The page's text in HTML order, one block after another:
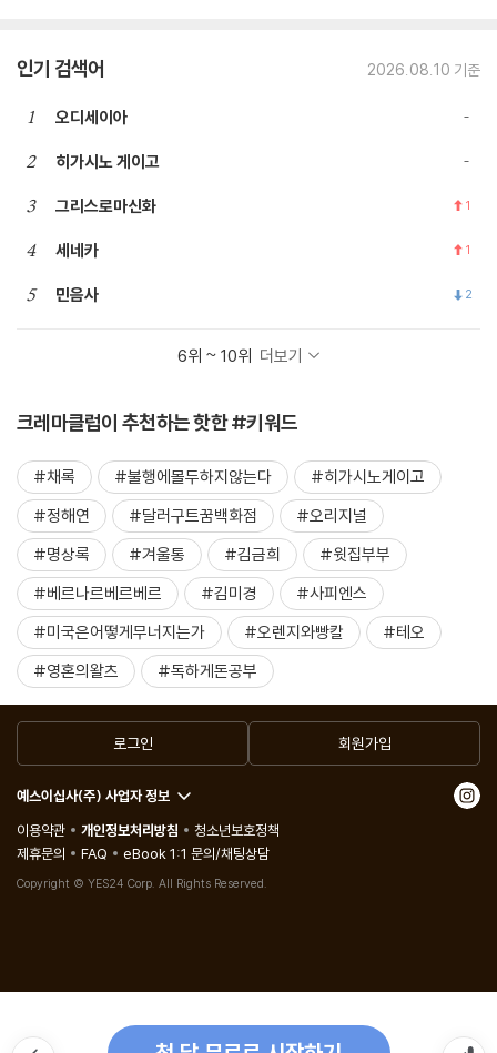
인기 검색어 2026.08.10 기준
1 오디세이아
2 히가시노 게이고
3 그리스로마신화 1
4 세네카 1
5 민음사 2
6위 ~ 10위 더보기
크레마클럽이 추천하는 핫한 #키워드
#채록 #불행에몰두하지않는다
#히가시노게이고
#정해연
#달러구트꿈백화점
#오리지널
#명상록
#겨울통 #김금희
#윗집부부
#베르나르베르베르
#김미경
#사피엔스
#미국은어떻게무너지는가
#오렌지와빵칼
#테오
#영혼의왈츠
#독하게돈공부
로그인 회원가입
예스이십사(주) 사업자 정보
이용약관
개인정보처리방침
청소년보호정책
제휴문의
FAQ eBook 1:1 문의/채팅상담
Copyright © YES24 Corp. All Rights Reserved.